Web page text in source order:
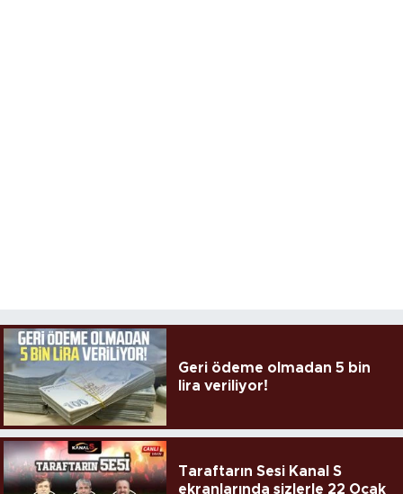
Geri ödeme olmadan 5 bin
lira veriliyor!
Taraftarın Sesi Kanal S
ekranlarında sizlerle 22 Ocak